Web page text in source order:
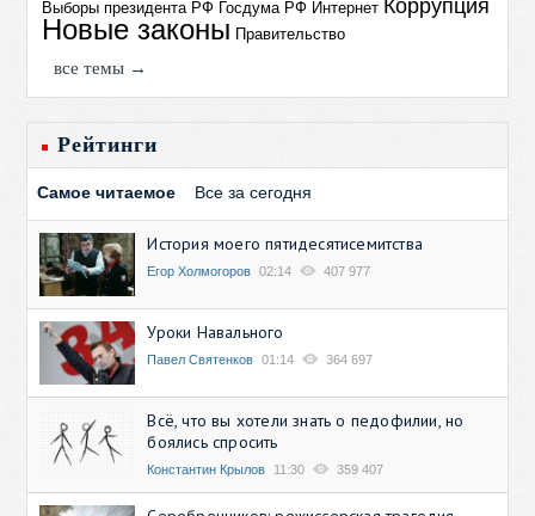
Выборы президента РФ Госдума РФ Интернет Коррупция
Новые законы Правительство
все темы →
Рейтинги
Самое читаемое Все за сегодня
История моего пятидесятисемитства
Егор Холмогоров 02:14 407 977
Уроки Навального
Павел Святенков 01:14 364 697
Всё, что вы хотели знать о педофилии, но
боялись спросить
Константин Крылов 11:30 359 407